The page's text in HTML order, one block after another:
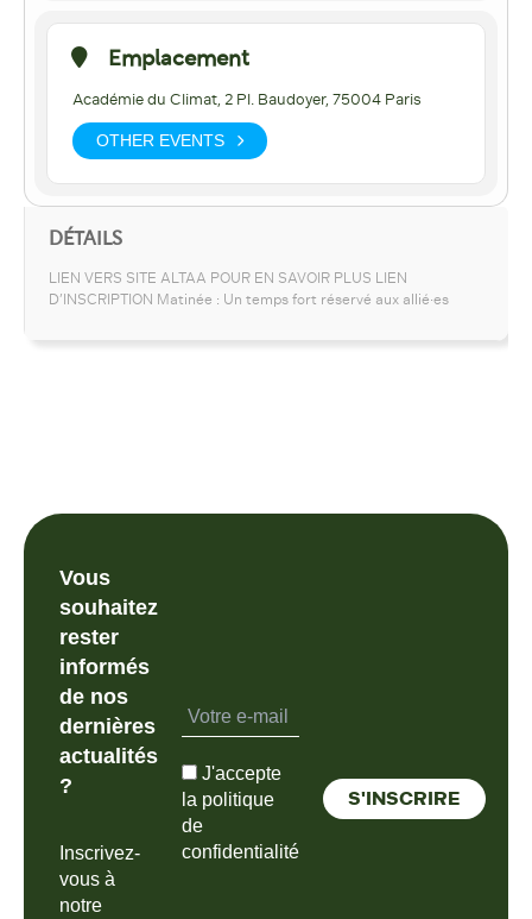
Emplacement
Académie du Climat, 2 Pl. Baudoyer, 75004 Paris
OTHER EVENTS
DÉTAILS
LIEN VERS SITE ALTAA POUR EN SAVOIR PLUS LIEN
D’INSCRIPTION Matinée : Un temps fort réservé aux allié·es
Vous
souhaitez
rester
informés
de nos
dernières
actualités
?
Inscrivez-
vous à
notre
J'accepte
la politique
de
confidentialité